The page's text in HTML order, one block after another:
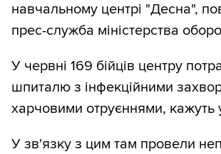
навчальному центрі "Десна",
прес-служба міністерства
У червні 169 бійців центру
шпиталю з інфекційними
харчовими отруєннями, кажуть
У зв'язку з цим там провели